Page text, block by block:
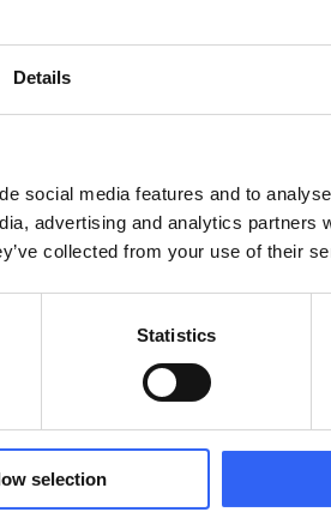
Details
social media features and to
advertising and analytics partners
collected from your use of their
Statistics
selection
Sprogpakker til bl.a.
svensk, tysk og
Udvid nemt efter behov på